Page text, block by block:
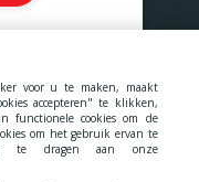
taksen en diensten.
voorwaarden -
voor u te maken, maakt
accepteren" te klikken,
functionele cookies om de
om het gebruik ervan te
te dragen aan onze